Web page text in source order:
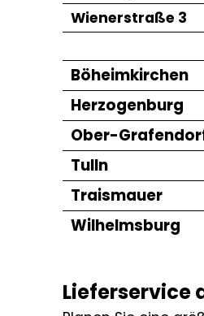
Wienerstraße 3
Böheimkirchen
Herzogenburg
Ober-
Tulln
Traismauer
Wilhelmsburg
Lieferservice